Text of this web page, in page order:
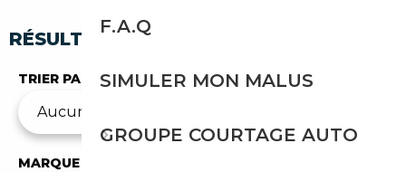
RÉSULTATS DE VOTRE RECHERCHE
TRIER PAR
MARQUE
F.A.Q
SIMULER MON MALUS
GROUPE COURTAGE AUTO